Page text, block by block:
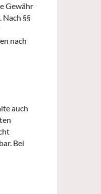
Gewähr
Nach §§
nach
auch
Bei